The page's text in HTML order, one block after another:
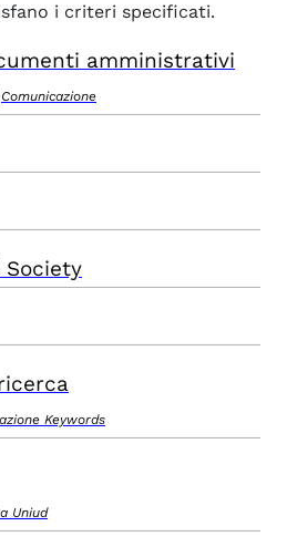
i criteri specificati.
amministrativi
Comunicazione
Society
Keywords
Uniud